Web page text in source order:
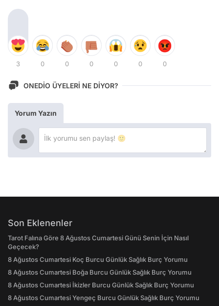
3 0 0 0 0 0 0
ONEDİO ÜYELERİ NE DİYOR?
Yorum Yazın
Son Eklenenler
Tarot Falına Göre 8 Ağustos Cumartesi Günü Senin İçin Nasıl
Geçecek?
8 Ağustos Cumartesi Koç Burcu Günlük Sağlık Burç Yorumu
8 Ağustos Cumartesi Boğa Burcu Günlük Sağlık Burç Yorumu
8 Ağustos Cumartesi İkizler Burcu Günlük Sağlık Burç Yorumu
8 Ağustos Cumartesi Yengeç Burcu Günlük Sağlık Burç Yorumu